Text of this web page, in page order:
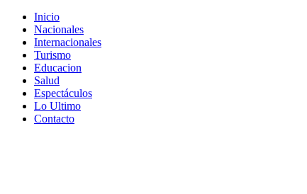
Inicio
Nacionales
Internacionales
Turismo
Educacion
Salud
Espectáculos
Lo Ultimo
Contacto